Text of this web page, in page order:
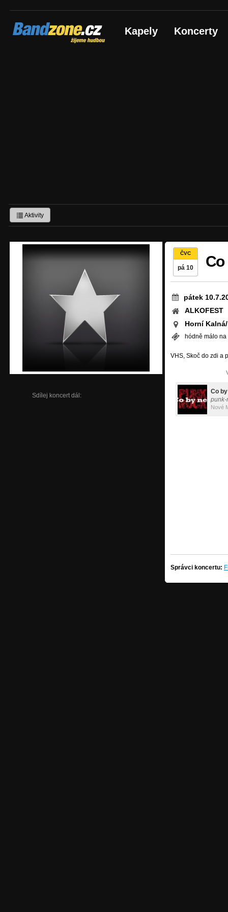
Bandzone.cz
žijeme hudbou Kapely Koncerty
Aktivity
Sdílej koncert dál:
ČVC
pá 10 Co
pátek
ALKOFEST
Horní
hódně málo na
VHS, Skoč do zdi a
Co
punk-
Nové
Správci koncertu: